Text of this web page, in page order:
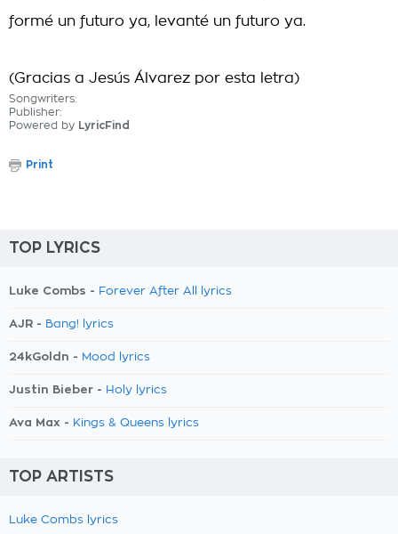
formé un futuro ya, levanté un futuro ya.
(Gracias a Jesús Álvarez por esta letra)
Songwriters:
Publisher:
Powered by LyricFind
Print
TOP LYRICS
Luke Combs - Forever After All lyrics
AJR - Bang! lyrics
24kGoldn - Mood lyrics
Justin Bieber - Holy lyrics
Ava Max - Kings & Queens lyrics
TOP ARTISTS
Luke Combs lyrics